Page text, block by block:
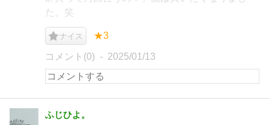
た。笑
ナイス ★3
コメント(0) 2025/01/13
ふじひよ。